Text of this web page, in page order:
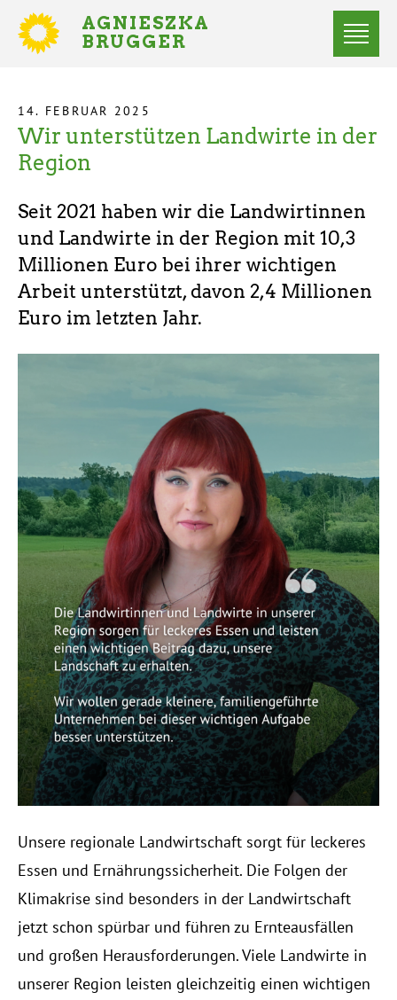
Direkt
zum
Inhalt
AGNIESZKA
BRUGGER
Pfadnavigation
Startseite
14. FEBRUAR 2025
Wir unterstützen Landwirte in der
Region
Seit 2021 haben wir die Landwirtinnen
und Landwirte in der Region mit 10,3
Millionen Euro bei ihrer wichtigen
Arbeit unterstützt, davon 2,4 Millionen
Euro im letzten Jahr.
Unsere regionale Landwirtschaft sorgt für leckeres
Essen und Ernährungssicherheit. Die Folgen der
Klimakrise sind besonders in der Landwirtschaft
jetzt schon spürbar und führen zu Ernteausfällen
und großen Herausforderungen. Viele Landwirte in
unserer Region leisten gleichzeitig einen wichtigen